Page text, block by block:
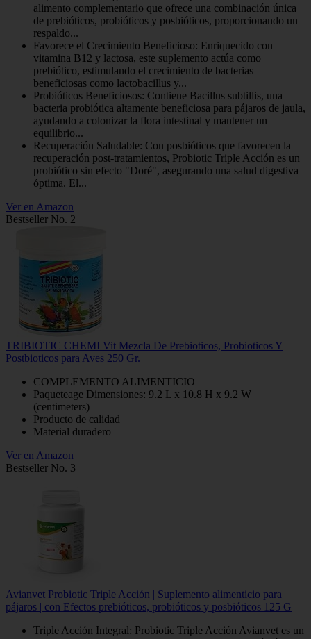
alimento complementario que ofrece una combinación única
de prebióticos, probióticos y posbióticos, proporcionando un
respaldo...
Favorece el Crecimiento Beneficioso: Enriquecido con
vitamina B12 y lactosa, este suplemento actúa como
prebiótico, estimulando el crecimiento de bacterias
beneficiosas como lactobacillus y...
Probióticos Beneficiosos: Contiene Bacillus subtillis, una
bacteria probiótica altamente beneficiosa para pájaros de jaula,
ayudando a colonizar la flora intestinal y mantener un
equilibrio...
Recuperación Saludable: Con posbióticos que favorecen la
recuperación post-tratamientos, Probiotic Triple Acción es un
probiótico sin efecto "Doré", asegurando una salud digestiva
óptima. El...
Ver en Amazon
Bestseller No. 2
TRIBIOTIC CHEMI Vit Mezcla De Prebioticos, Probioticos Y
Postbioticos para Aves 250 Gr.
COMPLEMENTO ALIMENTICIO
Paqueteage Dimensiones: 9.2 L x 10.8 H x 9.2 W
(centimeters)
Producto de calidad
Material duradero
Ver en Amazon
Bestseller No. 3
Avianvet Probiotic Triple Acción | Suplemento alimenticio para
pájaros | con Efectos prebióticos, probióticos y posbióticos 125 G
Triple Acción Integral: Probiotic Triple Acción Avianvet es un